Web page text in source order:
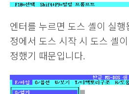
엔터를 누르면 도스 셸이 실
정에서 도스 시작 시 도스 셸
정했기 때문입니다.